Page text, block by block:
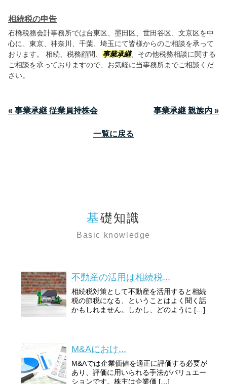
相続税の申告
石橋税務会計事務所では台東区、墨田区、世田谷区、文京区を中
心に、東京、神奈川、千葉、埼玉にて皆様からのご相談を承って
おります。 相続、税務顧問、 事業承継、その他税務相談に関する
ご相談を承っておりますので、お気軽に当事務所までご相談くだ
さい。
« 事業承継 従業員持株会 事業承継 親族内 »
一覧に戻る
基礎知識
Basic knowledge
不動産の活用は相続税...
相続税対策として不動産を活用すると相続
税の節税になる、ということはよく聞く話
かもしれません。しかし、どのように […]
M&Aにおけ...
M&Aでは企業価値を適正に評価する必要が
あり、評価に用いられる手法がバリュエー
ションです。株主は企業価 […]